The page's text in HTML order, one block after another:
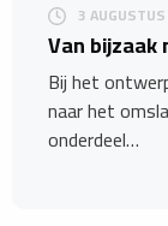
3
Van
Bij het
naar het
onderdeel…